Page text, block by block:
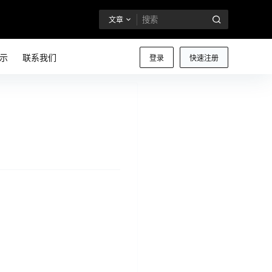
文章
登录 快速注册
联系我们